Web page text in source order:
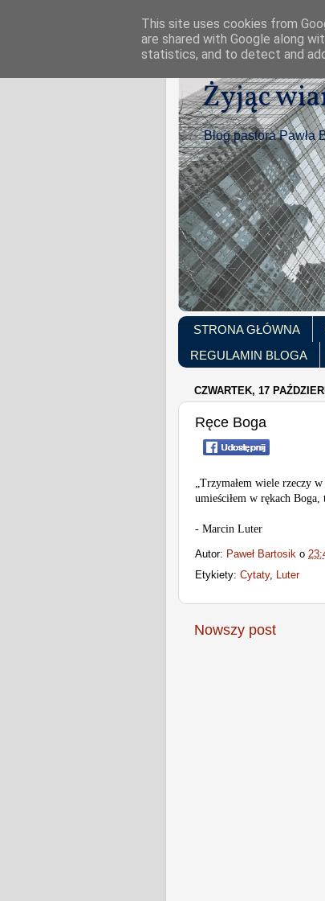
Żyjąc
Blog pastora Pawła
STRONA GŁÓWNA
REGULAMIN BLOGA
CZWARTEK, 17
Ręce Boga
„Trzymałem wiele rzeczy
umieściłem w rękach Boga,
- Marcin Luter
Autor: Paweł Bartosik o
Etykiety: Cytaty, Luter
Nowszy post
This site uses cookies from
are shared with Google along
statistics, and to detect and